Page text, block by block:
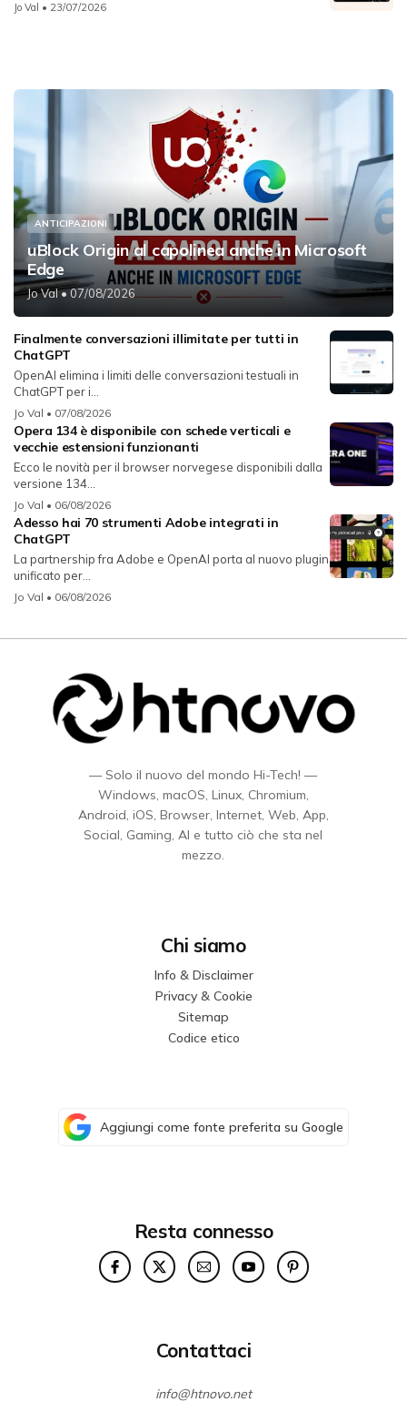
Jo Val • 23/07/2026
ANTICIPAZIONI
uBlock Origin al capolinea anche in Microsoft
Edge
Jo Val• 07/08/2026
Finalmente conversazioni illimitate per tutti in
ChatGPT
OpenAI elimina i limiti delle conversazioni testuali in
ChatGPT per i...
Jo Val • 07/08/2026
Opera 134 è disponibile con schede verticali e
vecchie estensioni funzionanti
Ecco le novità per il browser norvegese disponibili dalla
versione 134...
Jo Val • 06/08/2026
Adesso hai 70 strumenti Adobe integrati in
ChatGPT
La partnership fra Adobe e OpenAI porta al nuovo plugin
unificato per...
Jo Val • 06/08/2026
— Solo il nuovo del mondo Hi-Tech! —
Windows, macOS, Linux, Chromium,
Android, iOS, Browser, Internet, Web, App,
Social, Gaming, AI e tutto ciò che sta nel
mezzo.
Chi siamo
Info & Disclaimer
Privacy & Cookie
Sitemap
Codice etico
Aggiungi come fonte preferita su Google
Resta connesso
Contattaci
info@htnovo.net